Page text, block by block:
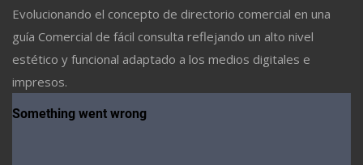
Evolucionando el concepto de directorio comercial en una
guía Comercial de fácil consulta reflejando un alto nivel
estético y funcional adaptado a los medios digitales e
impresos.